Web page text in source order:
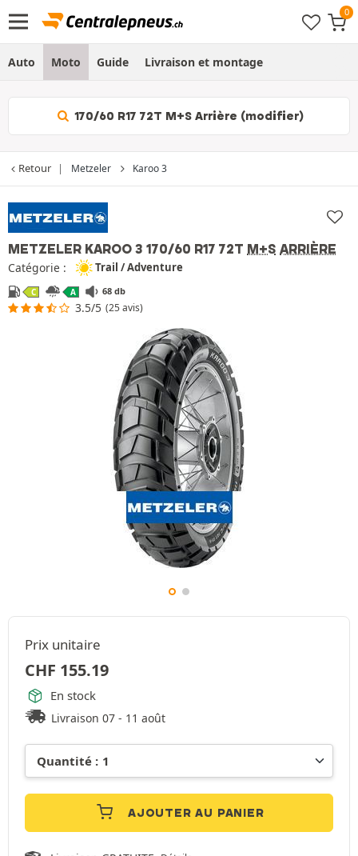
Auto Moto Guide Livraison et montage
170/60 R17 72T M+S Arrière (modifier)
Retour Metzeler Karoo 3
METZELER KAROO 3 170/60 R17 72T M+S ARRIÈRE
Catégorie : Trail / Adventure
C A 68 db
3.5/5 (25 avis)
Prix unitaire
CHF 155.19
En stock
Livraison 07 - 11 août
AJOUTER AU PANIER